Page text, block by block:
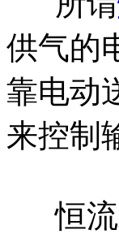
供气的
靠电动
来控制
恒流